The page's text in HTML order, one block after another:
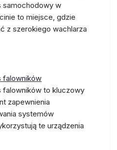
samochodowy w
to miejsce, gdzie
z szerokiego wachlarza
falowników
falowników to kluczowy
zapewnienia
systemów
te urządzenia